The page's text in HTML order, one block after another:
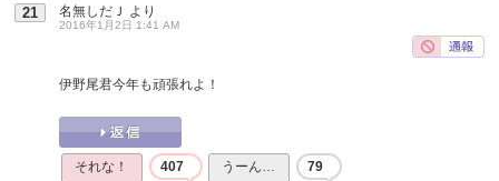
21 名無しだＪ より
2016年1月2日 1:41 AM
伊野尾君今年も頑張れよ！
それな！ 407 うーん… 79